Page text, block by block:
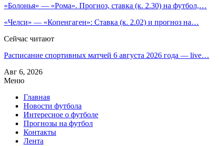
«Болонья» — «Рома». Прогноз, ставка (к. 2.30) на футбол,…
«Челси» — «Копенгаген»: Ставка (к. 2.02) и прогноз на…
Сейчас читают
Расписание спортивных матчей 6 августа 2026 года — live…
Авг 6, 2026
Меню
Главная
Новости футбола
Интересное о футболе
Прогнозы на футбол
Контакты
Лента